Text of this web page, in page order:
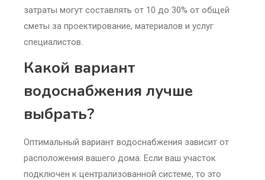
затраты могут составлять от 10 до 30% от общей
сметы за проектирование, материалов и услуг
специалистов.
Какой вариант
водоснабжения лучше
выбрать?
Оптимальный вариант водоснабжения зависит от
расположения вашего дома. Если ваш участок
подключен к централизованной системе, то это